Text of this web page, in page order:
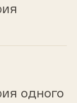
одного